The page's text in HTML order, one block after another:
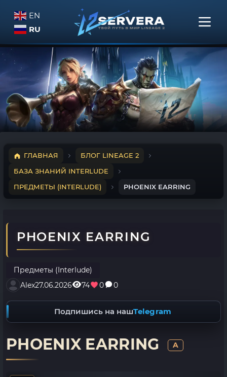
EN
RU
ГЛАВНАЯ
БЛОГ LINEAGE 2
БАЗА ЗНАНИЙ INTERLUDE
ПРЕДМЕТЫ (INTERLUDE)
PHOENIX EARRING
PHOENIX EARRING
Предметы (Interlude)
Alex27.06.2026 74 0 0
Подпишись на нашTelegram
PHOENIX EARRING A